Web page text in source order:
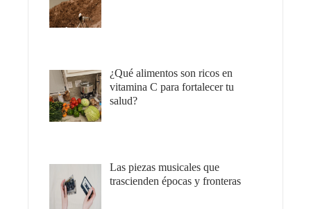
¿Qué alimentos son ricos en
vitamina C para fortalecer tu
salud?
Las piezas musicales que
trascienden épocas y fronteras